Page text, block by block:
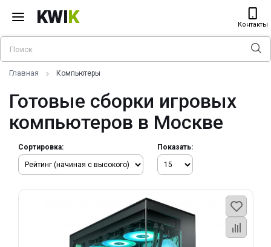
KWIK Контакты
Главная Компьютеры
Готовые сборки игровых
компьютеров в Москве
Сортировка: Показать: